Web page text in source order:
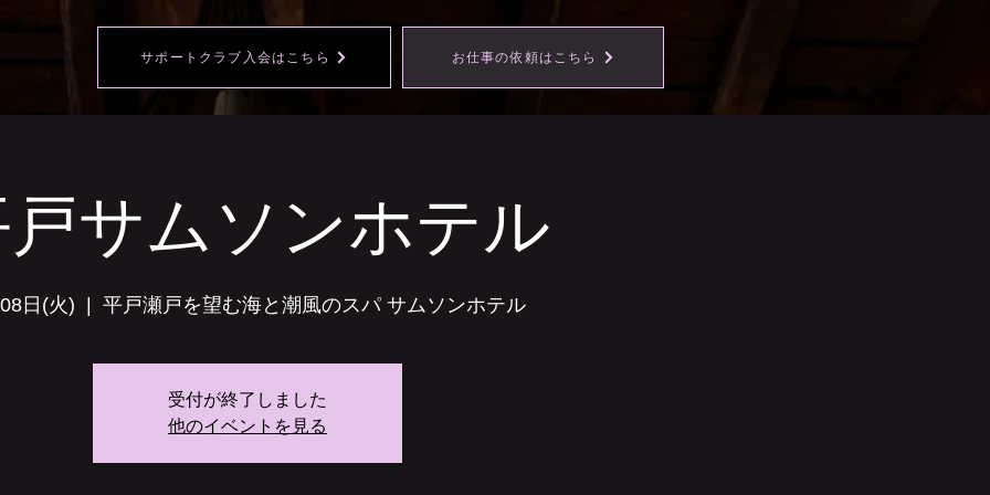
サポートクラブ入会はこちら お仕事の依頼はこちら
サムソンホテル
日(火) 平戸瀬戸を望む海と潮風のスパ サムソンホテル
受付が終了しました
他のイベントを見る